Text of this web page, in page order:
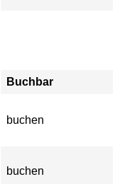
Buchbar
buchen
buchen